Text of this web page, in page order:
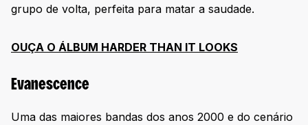
grupo de volta, perfeita para matar a saudade.
OUÇA O ÁLBUM HARDER THAN IT LOOKS
Evanescence
Uma das maiores bandas dos anos 2000 e do cenário